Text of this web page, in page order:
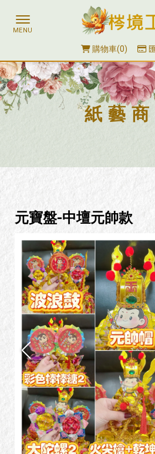
購物車 0
紙藝商
元寶盤-中壇元帥款